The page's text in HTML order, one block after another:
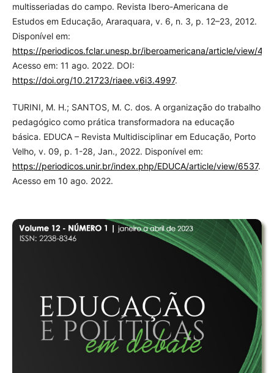
multisseriadas do campo. Revista Ibero-Americana de
Estudos em Educação, Araraquara, v. 6, n. 3, p. 12–23, 2012.
Disponível em:
https://periodicos.fclar.unesp.br/iberoamericana/article/view/
Acesso em: 11 ago. 2022. DOI:
https://doi.org/10.21723/riaee.v6i3.4997.
TURINI, M. H.; SANTOS, M. C. dos. A organização do trabalho
pedagógico como prática transformadora na educação
básica. EDUCA – Revista Multidisciplinar em Educação, Porto
Velho, v. 09, p. 1-28, Jan., 2022. Disponível em:
https://periodicos.unir.br/index.php/EDUCA/article/view/6537.
Acesso em 10 ago. 2022.